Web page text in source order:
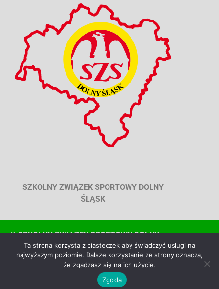
SZKOLNY ZWIĄZEK SPORTOWY DOLNY
ŚLĄSK
© SZKOLNY ZWIĄZEK SPORTOWY DOLNY
ŚLĄSK, WSZYSTKIE PRAWA ZASTRZEŻONE
Ta strona korzysta z ciasteczek aby świadczyć usługi na
najwyższym poziomie. Dalsze korzystanie ze strony oznacza,
że zgadzasz się na ich użycie.
Zgoda